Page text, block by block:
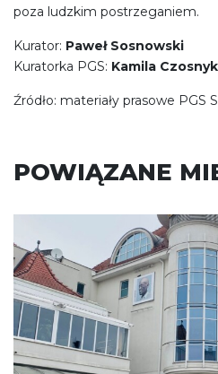
poza ludzkim postrzeganiem.
Kurator: Paweł Sosnowski
Kuratorka PGS: Kamila Czosnyk
Źródło: materiały prasowe PGS
POWIĄZANE